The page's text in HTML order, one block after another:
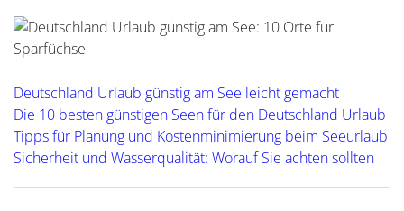
Deutschland Urlaub günstig am See leicht gemacht
Die 10 besten günstigen Seen für den Deutschland Urlaub
Tipps für Planung und Kostenminimierung beim Seeurlaub
Sicherheit und Wasserqualität: Worauf Sie achten sollten